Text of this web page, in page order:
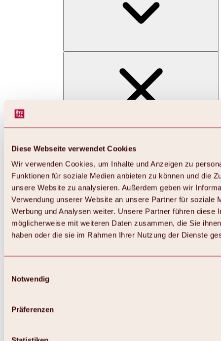
Diese Webseite verwendet Cookies
Wir verwenden Cookies, um Inhalte und Anzeigen zu
Funktionen für soziale Medien anbieten zu können und die
unsere Website zu analysieren. Außerdem geben wir
Verwendung unserer Website an unsere Partner für soziale
Werbung und Analysen weiter. Unsere Partner führen diese
möglicherweise mit weiteren Daten zusammen, die Sie
haben oder die sie im Rahmen Ihrer Nutzung der Dienste
Notwendig
Präferenzen